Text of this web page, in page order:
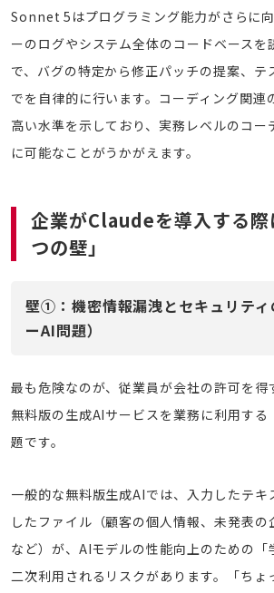
Sonnet 5はプログラミング能力がさらに
ーのログやシステム全体のコードベースを
で、バグの特定から修正パッチの提案、テ
でを自律的に行います。コーディング関連
高い水準を示しており、実務レベルのコー
に可能なことがうかがえます。
企業がClaudeを導入する際
つの壁」
壁①：機密情報漏洩とセキュリティ
ーAI問題）
最も危険なのが、従業員が会社の許可を得
無料版の生成AIサービスを業務に利用する
題です。
一般的な無料版生成AIでは、入力したテキ
したファイル（顧客の個人情報、未発表の
など）が、AIモデルの性能向上のための「
二次利用されるリスクがあります。「ちょ